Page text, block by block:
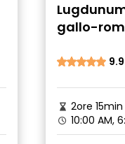
gallo-
Tour di
9.9
2ore 15min
10:00 AM,